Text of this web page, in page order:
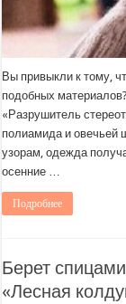
Вы привыкли к тому,
подобных
«Разрушитель
полиамида и овечьей
узорам, одежда
осенние …
Подробнее
Берет
«Лесная